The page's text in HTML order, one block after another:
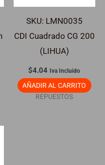
SKU: LMN0035
CDI Cuadrado CG 200
(LIHUA)
$4.04 Iva Incluido
AÑADIR AL CARRITO
REPUESTOS